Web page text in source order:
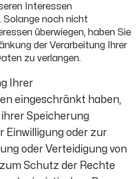
Interessen
Solange noch nicht
überwiegen, haben Sie
der Verarbeitung Ihrer
zu verlangen.
Ihrer
eingeschränkt haben,
Speicherung
Einwilligung oder zur
oder Verteidigung von
Schutz der Rechte